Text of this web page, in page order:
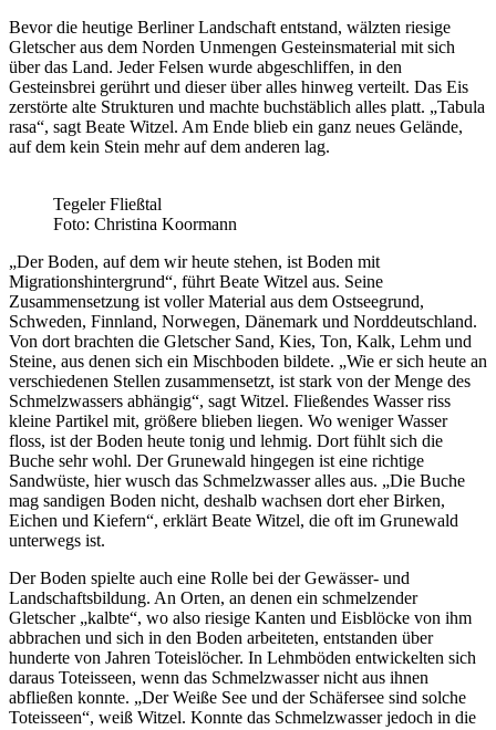
Bevor die heutige Berliner Landschaft entstand, wälzten riesige
Gletscher aus dem Norden Unmengen Gesteinsmaterial mit sich
über das Land. Jeder Felsen wurde abgeschliffen, in den
Gesteinsbrei gerührt und dieser über alles hinweg verteilt. Das Eis
zerstörte alte Strukturen und machte buchstäblich alles platt. „Tabula
rasa“, sagt Beate Witzel. Am Ende blieb ein ganz neues Gelände,
auf dem kein Stein mehr auf dem anderen lag.
Tegeler Fließtal
Foto: Christina Koormann
„Der Boden, auf dem wir heute stehen, ist Boden mit
Migrationshintergrund“, führt Beate Witzel aus. Seine
Zusammensetzung ist voller Material aus dem Ostseegrund,
Schweden, Finnland, Norwegen, Dänemark und Norddeutschland.
Von dort brachten die Gletscher Sand, Kies, Ton, Kalk, Lehm und
Steine, aus denen sich ein Mischboden bildete. „Wie er sich heute an
verschiedenen Stellen zusammensetzt, ist stark von der Menge des
Schmelzwassers abhängig“, sagt Witzel. Fließendes Wasser riss
kleine Partikel mit, größere blieben liegen. Wo weniger Wasser
floss, ist der Boden heute tonig und lehmig. Dort fühlt sich die
Buche sehr wohl. Der Grunewald hingegen ist eine richtige
Sandwüste, hier wusch das Schmelzwasser alles aus. „Die Buche
mag sandigen Boden nicht, deshalb wachsen dort eher Birken,
Eichen und Kiefern“, erklärt Beate Witzel, die oft im Grunewald
unterwegs ist.
Der Boden spielte auch eine Rolle bei der Gewässer- und
Landschaftsbildung. An Orten, an denen ein schmelzender
Gletscher „kalbte“, wo also riesige Kanten und Eisblöcke von ihm
abbrachen und sich in den Boden arbeiteten, entstanden über
hunderte von Jahren Toteislöcher. In Lehmböden entwickelten sich
daraus Toteisseen, wenn das Schmelzwasser nicht aus ihnen
abfließen konnte. „Der Weiße See und der Schäfersee sind solche
Toteisseen“, weiß Witzel. Konnte das Schmelzwasser jedoch in die